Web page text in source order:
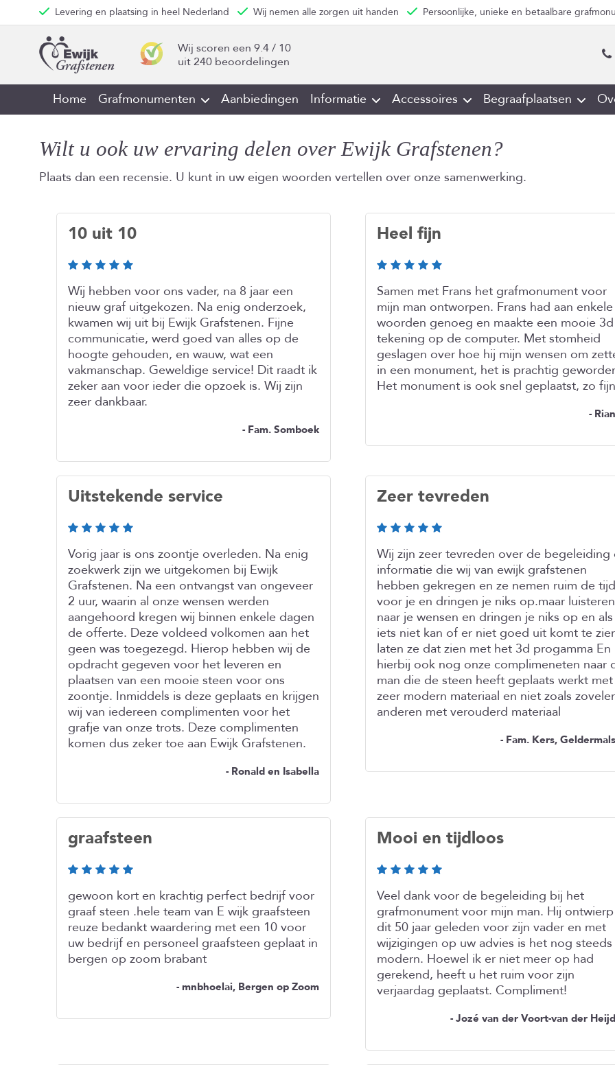
Levering en plaatsing in heel Nederland Wij nemen alle zorgen uit handen Persoonlijke, unieke en betaalbare
Wij scoren een 9.4/ 10
uit240 beoordelingen
Home Grafmonumenten Aanbiedingen Informatie Accessoires Begraafplaatsen
Wilt u ook uw ervaring delen over Ewijk Grafstenen?
Plaats dan een recensie. U kunt in uw eigen woorden vertellen over onze samenwerking.
10 uit 10
Wij hebben voor ons vader, na 8 jaar een
nieuw graf uitgekozen. Na enig onderzoek,
kwamen wij uit bij Ewijk Grafstenen. Fijne
communicatie, werd goed van alles op de
hoogte gehouden, en wauw, wat een
vakmanschap. Geweldige service! Dit raadt ik
zeker aan voor ieder die opzoek is. Wij zijn
zeer dankbaar.
- Fam. Somboek
Heel fijn
Samen met Frans het grafmonument voor
mijn man ontworpen. Frans had aan enkele
woorden genoeg en maakte een mooie 3d
tekening op de computer. Met stomheid
geslagen over hoe hij mijn wensen om
in een monument, het is prachtig
Het monument is ook snel geplaatst, zo
-
Uitstekende service
Vorig jaar is ons zoontje overleden. Na enig
zoekwerk zijn we uitgekomen bij Ewijk
Grafstenen. Na een ontvangst van ongeveer
2 uur, waarin al onze wensen werden
aangehoord kregen wij binnen enkele dagen
de offerte. Deze voldeed volkomen aan het
geen was toegezegd. Hierop hebben wij de
opdracht gegeven voor het leveren en
plaatsen van een mooie steen voor ons
zoontje. Inmiddels is deze geplaats en krijgen
wij van iedereen complimenten voor het
grafje van onze trots. Deze complimenten
komen dus zeker toe aan Ewijk Grafstenen.
- Ronald en Isabella
Zeer tevreden
Wij zijn zeer tevreden over de begeleiding
informatie die wij van ewijk grafstenen
hebben gekregen en ze nemen ruim de tijd
voor je en dringen je niks op.maar luisteren
naar je wensen en dringen je niks op en als
iets niet kan of er niet goed uit komt te
laten ze dat zien met het 3d progamma En
hierbij ook nog onze complimeneten naar
man die de steen heeft geplaats werkt met
zeer modern materiaal en niet zoals
anderen met verouderd materiaal
- Fam. Kers,
graafsteen
gewoon kort en krachtig perfect bedrijf voor
graaf steen .hele team van E wijk graafsteen
reuze bedankt waardering met een 10 voor
uw bedrijf en personeel graafsteen geplaat in
bergen op zoom brabant
- mnbhoelai, Bergen op Zoom
Mooi en tijdloos
Veel dank voor de begeleiding bij het
grafmonument voor mijn man. Hij ontwierp
dit 50 jaar geleden voor zijn vader en met
wijzigingen op uw advies is het nog steeds
modern. Hoewel ik er niet meer op had
gerekend, heeft u het ruim voor zijn
verjaardag geplaatst. Compliment!
- Jozé van der Voort-van der